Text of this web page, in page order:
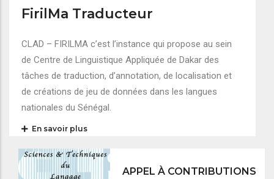
FirilMa Traducteur
CLAD – FIRILMA c’est l’instance qui propose au sein
de Centre de Linguistique Appliquée de Dakar des
tâches de traduction, d’annotation, de localisation et
de créations de jeu de données dans les langues
nationales du Sénégal.
En savoir plus
APPEL À CONTRIBUTIONS